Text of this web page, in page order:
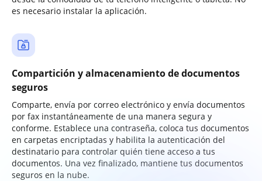
es necesario instalar la aplicación.
Compartición y almacenamiento de documentos
seguros
Comparte, envía por correo electrónico y envía documentos
por fax instantáneamente de una manera segura y
conforme. Establece una contraseña, coloca tus documentos
en carpetas encriptadas y habilita la autenticación del
destinatario para controlar quién tiene acceso a tus
documentos. Una vez finalizado, mantiene tus documentos
seguros en la nube.